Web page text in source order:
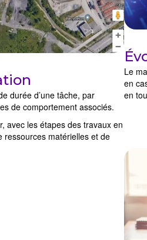
durée d’une tâche, par
de comportement associés.
avec les étapes des travaux en
ressources matérielles et de
Le
en
en